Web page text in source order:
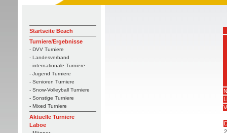
Startseite Beach
Turniere/Ergebnisse
- DVV Turniere
- Landesverband
- internationale Turniere
- Jugend Turniere
- Senioren Turniere
- Snow-Volleyball Turniere
- Sonstige Turniere
- Mixed Turniere
Aktuelle Turniere
Laboe